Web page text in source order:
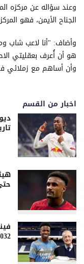
وعند سؤاله عن مركزه
الجناح الأيمن، فهو
وأضاف: "أنا لاعب شاب
هو أن أُعرف بعقليتي
وأن أساهم مع زملائي
اخبار من القسم
حتى